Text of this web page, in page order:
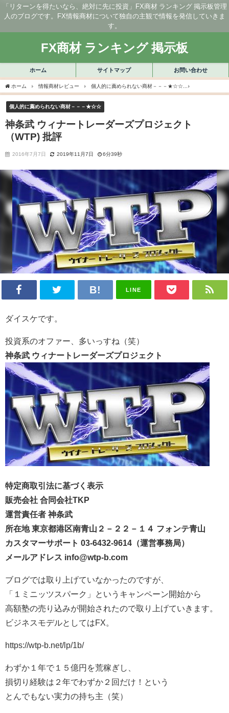
「リターンを得たいなら、絶対に先に投資」FX商材 ランキング 掲示板管理
人のブログです。FX情報商材について独自の主観で情報を発信していきま
す。
FX商材 ランキング 掲示板
ホーム サイトマップ お問い合わせ
ホーム 情報商材レビュー 個人的に薦められない商材－－－★☆☆
個人的に薦められない商材－－－★☆☆
神条武 ウィナートレーダーズプロジェクト
（WTP) 批評
2016年7月7日 2019年11月7日 6分39秒
LINE
ダイスケです。
投資系のオファー、多いっすね（笑）
神条武 ウィナートレーダーズプロジェクト
特定商取引法に基づく表示
販売会社 合同会社TKP
運営責任者 神条武
所在地 東京都港区南青山２－２２－１４ フォンテ青山
カスタマーサポート 03-6432-9614（運営事務局）
メールアドレス info@wtp-b.com
ブログでは取り上げていなかったのですが、
「１ミニッツスパーク」というキャンペーン開始から
高額塾の売り込みが開始されたので取り上げていきます。
ビジネスモデルとしてはFX。
https://wtp-b.net/lp/1b/
わずか１年で１５億円を荒稼ぎし、
損切り経験は２年でわずか２回だけ！という
とんでもない実力の持ち主（笑）